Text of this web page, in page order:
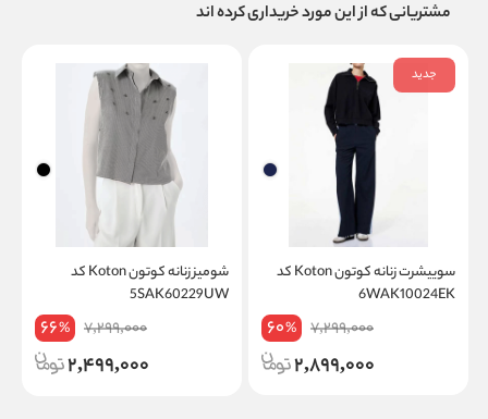
مشتریانی که از این مورد خریداری کرده اند
جدید
سوییشرت زنانه کوتون Koton کد
6WAK10024EK
7,299,000
60%
2,899,000
شومیز زنانه کوتون Koton کد
5SAK60229UW
7,299,000
66%
2,499,000